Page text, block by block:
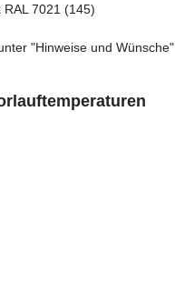
7021 (145)
"Hinweise und Wünsche"